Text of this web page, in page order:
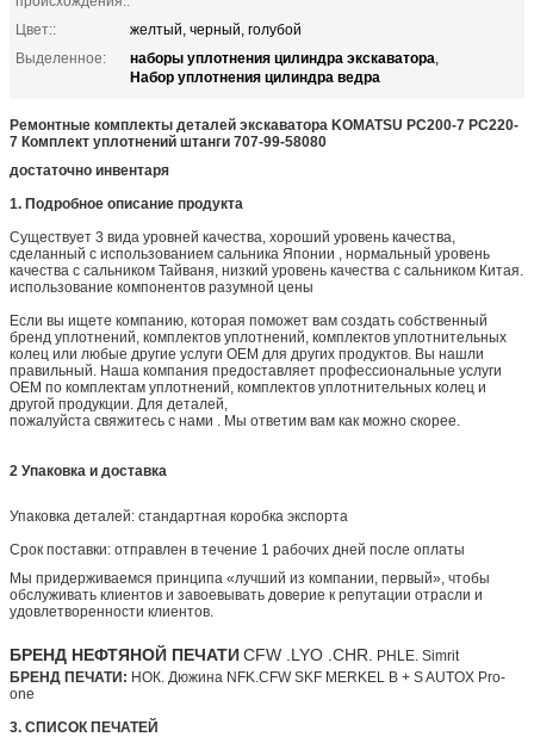
Цвет::
желтый, черный, голубой
Выделенное:
наборы уплотнения цилиндра экскаватора,
Набор уплотнения цилиндра ведра
Ремонтные комплекты деталей экскаватора KOMATSU PC200-7 PC220-
7 Комплект уплотнений штанги 707-99-58080
достаточно инвентаря
1. Подробное описание продукта
Существует 3 вида уровней качества, хороший уровень качества,
сделанный с использованием сальника Японии , нормальный уровень
качества с сальником Тайваня, низкий уровень качества с сальником Китая.
использование компонентов разумной цены
Если вы ищете компанию, которая поможет вам создать собственный
бренд уплотнений, комплектов уплотнений, комплектов уплотнительных
колец или любые другие услуги OEM для других продуктов. Вы нашли
правильный. Наша компания предоставляет профессиональные услуги
OEM по комплектам уплотнений, комплектов уплотнительных колец и
другой продукции. Для деталей,
пожалуйста свяжитесь с нами . Мы ответим вам как можно скорее.
2 Упаковка и доставка
Упаковка деталей: стандартная коробка экспорта
Срок поставки: отправлен в течение 1 рабочих дней после оплаты
Мы придерживаемся принципа «лучший из компании, первый», чтобы
обслуживать клиентов и завоевывать доверие к репутации отрасли и
удовлетворенности клиентов.
БРЕНД НЕФТЯНОЙ ПЕЧАТИCFW .LYO .CHR. PHLE. Simrit
БРЕНД ПЕЧАТИ: НОК. Дюжина NFK.CFW SKF MERKEL B + S AUTOX Pro-
one
3. СПИСОК ПЕЧАТЕЙ